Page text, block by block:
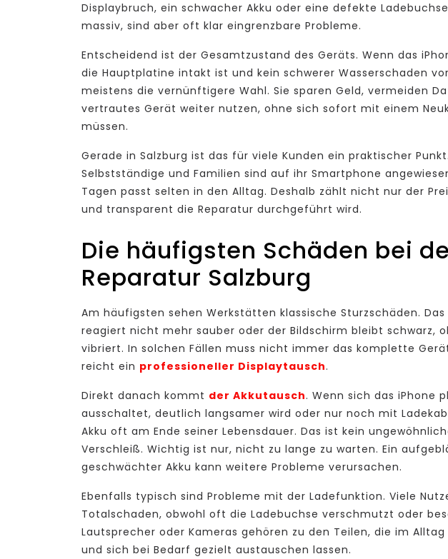
Displaybruch, ein schwacher Akku oder eine defekte
massiv, sind aber oft klar eingrenzbare Probleme.
Entscheidend ist der Gesamtzustand des Geräts. Wenn das
die Hauptplatine intakt ist und kein schwerer Wasserschaden
meistens die vernünftigere Wahl. Sie sparen Geld, vermeiden
vertrautes Gerät weiter nutzen, ohne sich sofort mit einem
müssen.
Gerade in Salzburg ist das für viele Kunden ein praktischer
Selbstständige und Familien sind auf ihr Smartphone
Tagen passt selten in den Alltag. Deshalb zählt nicht nur der
und transparent die Reparatur durchgeführt wird.
Die häufigsten Schäden bei
Reparatur Salzburg
Am häufigsten sehen Werkstätten klassische Sturzschäden.
reagiert nicht mehr sauber oder der Bildschirm bleibt schwarz,
vibriert. In solchen Fällen muss nicht immer das komplette
reicht ein professioneller Displaytausch.
Direkt danach kommt der Akkutausch. Wenn sich das iPhone
ausschaltet, deutlich langsamer wird oder nur noch mit
Akku oft am Ende seiner Lebensdauer. Das ist kein
Verschleiß. Wichtig ist nur, nicht zu lange zu warten. Ein
geschwächter Akku kann weitere Probleme verursachen.
Ebenfalls typisch sind Probleme mit der Ladefunktion. Viele
Totalschaden, obwohl oft die Ladebuchse verschmutzt oder
Lautsprecher oder Kameras gehören zu den Teilen, die im
und sich bei Bedarf gezielt austauschen lassen.